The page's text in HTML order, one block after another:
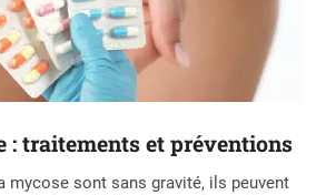
: traitements et préventions
mycose sont sans gravité, ils peuvent